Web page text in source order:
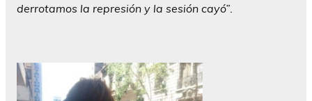
derrotamos la represión y la sesión cayó”